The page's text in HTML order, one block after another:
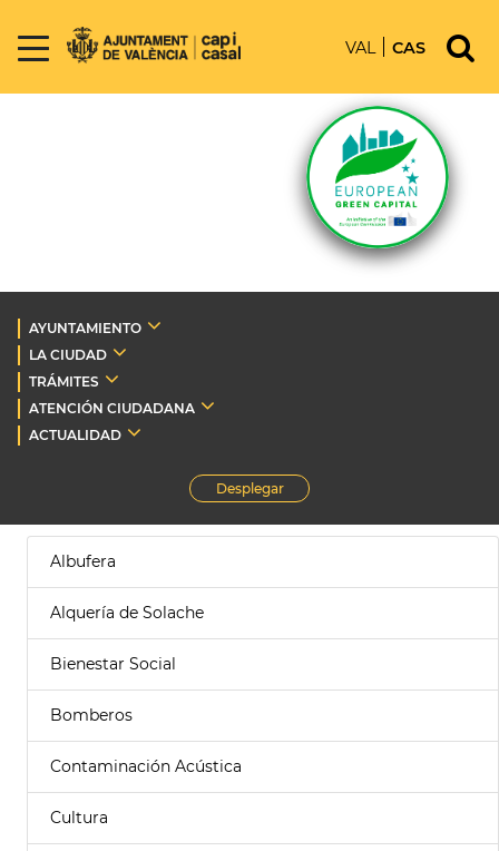
VAL CAS
AYUNTAMIENTO
LA CIUDAD
TRÁMITES
ATENCIÓN CIUDADANA
ACTUALIDAD
Desplegar
Albufera
Alquería de Solache
Bienestar Social
Bomberos
Contaminación Acústica
Cultura